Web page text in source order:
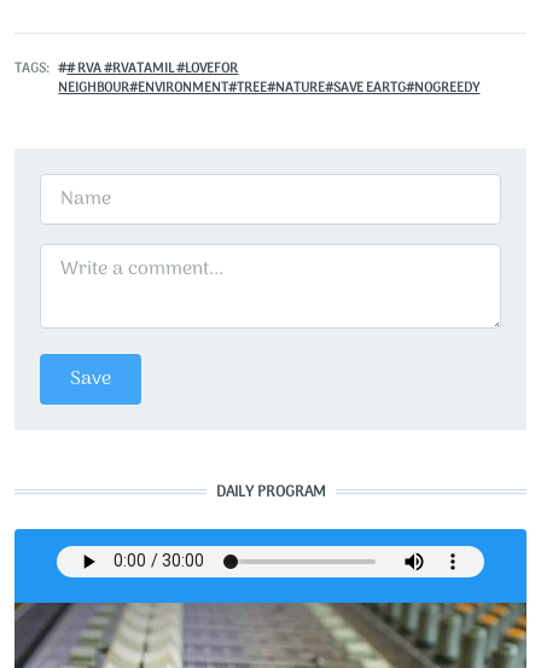
TAGS
# RVA #RVATAMIL #LOVEFOR
NEIGHBOUR#ENVIRONMENT#TREE#NATURE#SAVE EARTG#NOGREEDY
DAILY PROGRAM